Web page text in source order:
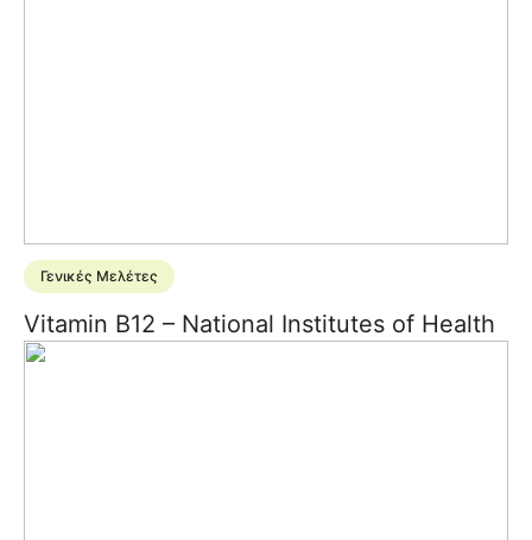
Γενικές Μελέτες
Vitamin B12 – National Institutes of Health